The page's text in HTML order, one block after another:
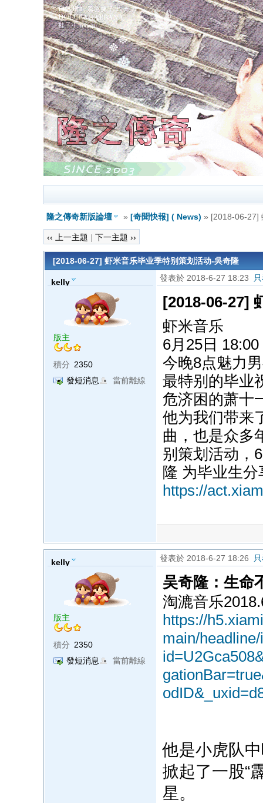
隆之傳奇新版論壇 » [奇聞快報] ( News) » [2018-06-27]
‹‹ 上一主題 | 下一主題 ››
[2018-06-27] 虾米音乐毕业季特别策划活动-吳奇隆
kelly
版主
積分 2350
發短消息
當前離線
發表於 2018-6-27 18:23
[2018-06-27]
虾米音乐
6月25日
今晚8点魅力
最特别的毕业
危济困的萧十
他为我们带来
曲，也是众多
别策划活动，
隆 为毕业生
https://
kelly
版主
積分 2350
發短消息
當前離線
發表於 2018-6-27 18:26
吴奇隆：生命
淘漉音乐
https://
main/
他是小虎队
掀起了一股“
星。